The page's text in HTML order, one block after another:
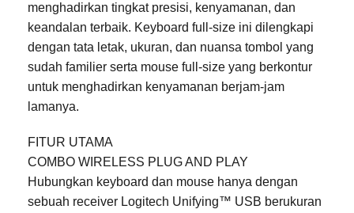
menghadirkan tingkat presisi, kenyamanan, dan
keandalan terbaik. Keyboard full-size ini dilengkapi
dengan tata letak, ukuran, dan nuansa tombol yang
sudah familier serta mouse full-size yang berkontur
untuk menghadirkan kenyamanan berjam-jam
lamanya.
FITUR UTAMA
COMBO WIRELESS PLUG AND PLAY
Hubungkan keyboard dan mouse hanya dengan
sebuah receiver Logitech Unifying™ USB berukuran